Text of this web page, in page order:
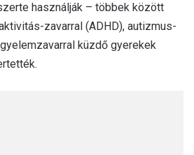
használják – többek között
zavarral (ADHD), autizmus-
küzdő gyerekek